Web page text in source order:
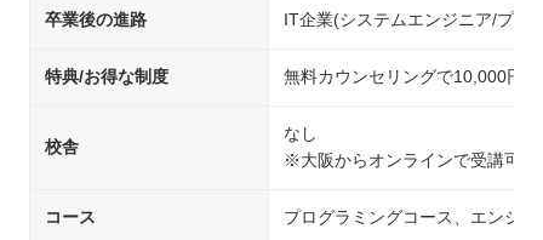
卒業後の進路 IT企業(システムエンジニア/プロ
特典/お得な制度 無料カウンセリングで10,000円
校舎
なし
※大阪からオンラインで受講可能
コース プログラミングコース、エンジ